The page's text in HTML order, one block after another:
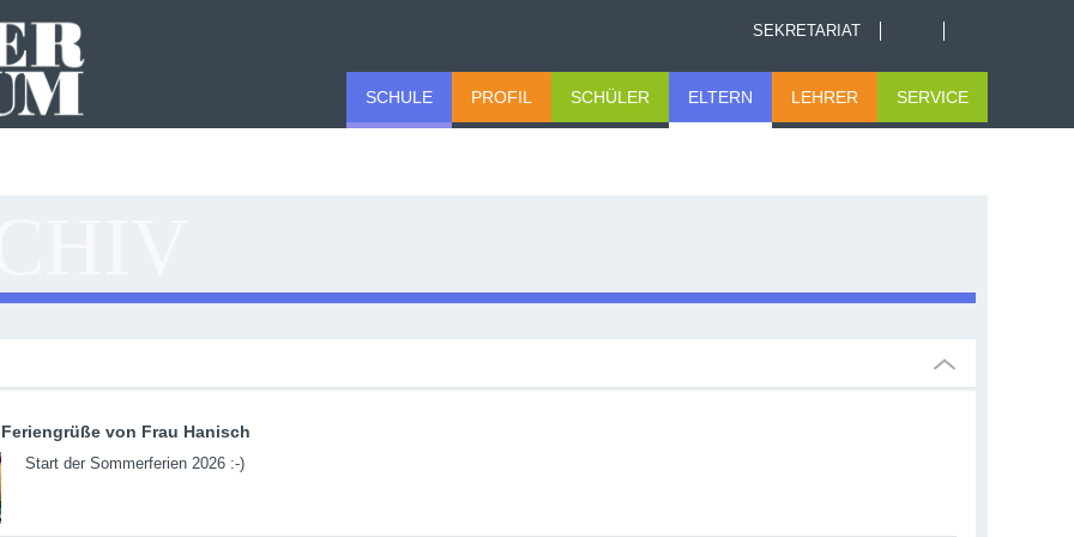
SEKRETARIAT
SCHULE PROFIL SCHÜLER ELTERN LEHRER SERVICE
Feriengrüße von Frau Hanisch
Start der Sommerferien 2026 :-)